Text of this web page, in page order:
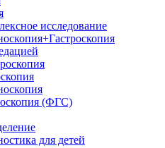
исследование
(ФГС)
для детей